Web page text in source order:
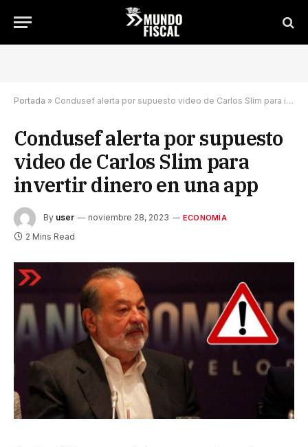
Portada » Condusef alerta por supuesto video de Carlos Slim para invertir dinero en una app
Condusef alerta por supuesto
video de Carlos Slim para
invertir dinero en una app
By user noviembre 28, 2023 ECONOMÍA
2 Mins Read